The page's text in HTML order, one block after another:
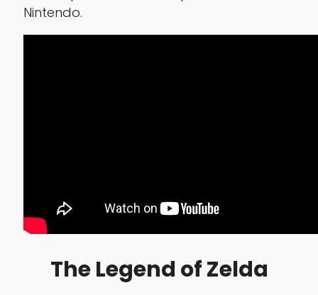
Nintendo.
The Legend of Zelda